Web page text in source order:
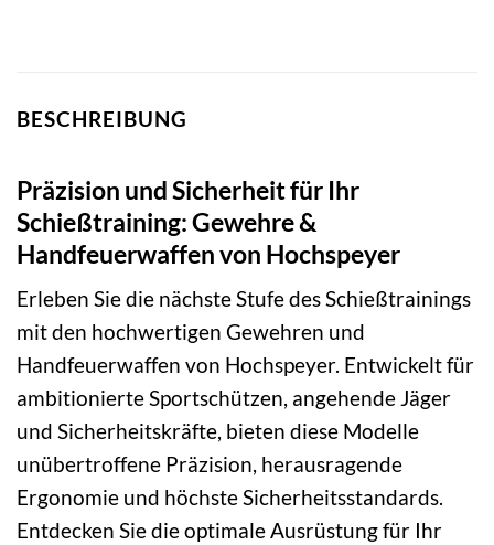
BESCHREIBUNG
Präzision und Sicherheit für Ihr
Schießtraining: Gewehre &
Handfeuerwaffen von Hochspeyer
Erleben Sie die nächste Stufe des Schießtrainings
mit den hochwertigen Gewehren und
Handfeuerwaffen von Hochspeyer. Entwickelt für
ambitionierte Sportschützen, angehende Jäger
und Sicherheitskräfte, bieten diese Modelle
unübertroffene Präzision, herausragende
Ergonomie und höchste Sicherheitsstandards.
Entdecken Sie die optimale Ausrüstung für Ihr